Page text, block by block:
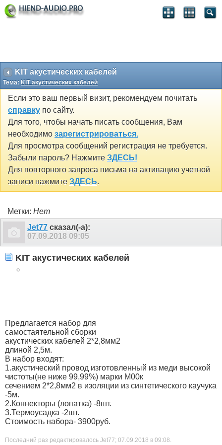
KIT акустических кабелей
Тема: KIT акустических кабелей
Если это ваш первый визит, рекомендуем почитать
справку по сайту.
Для того, чтобы начать писать сообщения, Вам
необходимо зарегистрироваться.
Для просмотра сообщений регистрация не требуется.
Забыли пароль? Нажмите ЗДЕСЬ!
Для повторного запроса письма на активацию учетной
записи нажмите ЗДЕСЬ.
Метки: Нет
Jet77 сказал(-а):
07.09.2018 09:05
KIT акустических кабелей
Предлагается набор для
самостаятельной сборки
акустических кабелей 2*2,8мм2
длиной 2,5м.
В набор входят:
1.акустический провод изготовленный из меди высокой
чистоты(не ниже 99,99%) марки М00к
сечением 2*2,8мм2 в изоляции из синтетического каучука
-5м.
2.Коннекторы (лопатка) -8шт.
3.Термоусадка -2шт.
Стоимость набора- 3900руб.
Последний раз редактировалось Jet77; 07.09.2018 в 09:08.